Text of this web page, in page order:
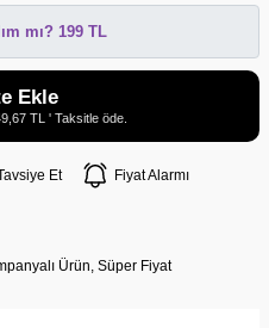
mı? 199 TL
Ekle
TL ' Taksitle öde.
Et Fiyat Alarmı
Ürün, Süper Fiyat